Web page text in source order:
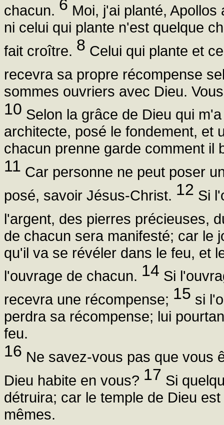
chacun. 6 Moi, j'ai planté,
ni celui qui plante n'est quelque
fait croître. 8 Celui qui plante et
recevra sa propre récompense
sommes ouvriers avec Dieu.
10 Selon la grâce de Dieu qui
architecte, posé le fondement, et
chacun prenne garde comment il
11 Car personne ne peut poser
posé, savoir Jésus-Christ. 12 Si
l'argent, des pierres précieuses,
de chacun sera manifesté; car le
qu'il va se révéler dans le feu, et
l'ouvrage de chacun. 14 Si
recevra une récompense; 15 si
perdra sa récompense; lui
feu.
16 Ne savez-vous pas que vous
Dieu habite en vous? 17 Si
détruira; car le temple de Dieu
mêmes.